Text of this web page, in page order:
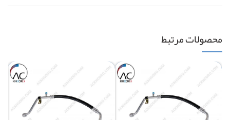
محصولات مرتبط